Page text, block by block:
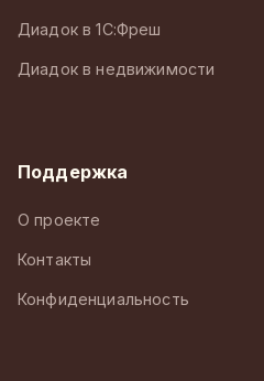
Диадок в 1С:Фреш
Диадок в недвижимости
Поддержка
О проекте
Контакты
Конфиденциальность